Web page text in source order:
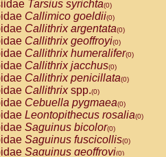
Callicebus donacophilus
Callicebus moloch
Callicebus torquatus
Callicebusspp.(0)
Chiropotes satanas(0)
Pithecia monachus
Pithecia pithecia(0)
Cercocebus agilis
Cercocebus
Cercocebus
Cercocebus
Cercocebus
Cercocebushybrid
Tarsius syrichta(0)
Callimico goeldii(0)
Callithrix argentata(0)
Callithrix geoffroyi(0)
Callithrix humeralifer(0)
Callithrix jacchus(0)
Callithrix penicillata(0)
Callithrixspp.(0)
Cebuella pygmaea(0)
Leontopithecus rosalia(0)
Saguinus bicolor(0)
Saguinus fuscicollis(0)
Saguinus geoffroyi(0)